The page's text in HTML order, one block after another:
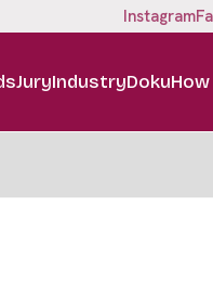
Instagram
JuryIndustryDokuHow